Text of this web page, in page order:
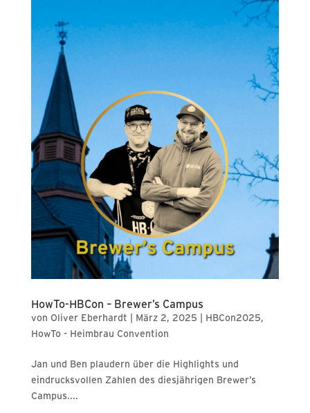
HowTo-HBCon – Brewer’s Campus
von Oliver Eberhardt März 2, 2025 HBCon2025,
HowTo - Heimbrau Convention
Jan und Ben plaudern über die Highlights und
eindrucksvollen Zahlen des diesjährigen Brewer’s
Campus....